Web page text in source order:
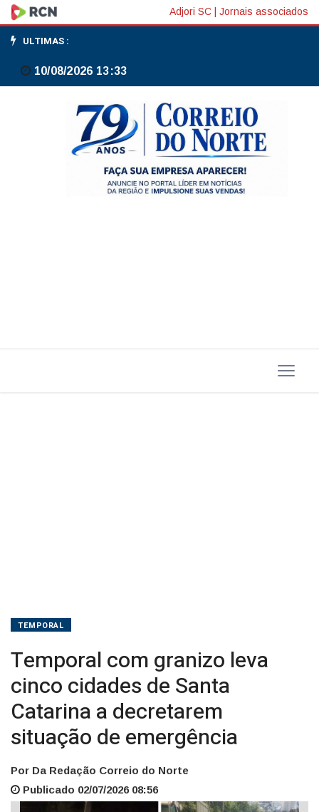
Temporal
com
granizo
cidades
situação
Adjori SC Jornais associados
ULTIMAS :
10/08/2026 13:33
TEMPORAL
Temporal com granizo leva
cinco cidades de Santa
Catarina a decretarem
situação de emergência
Por Da Redação Correio do Norte
Publicado 02/07/2026 08:56